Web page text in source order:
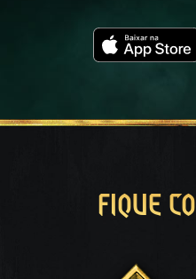
FIQUE